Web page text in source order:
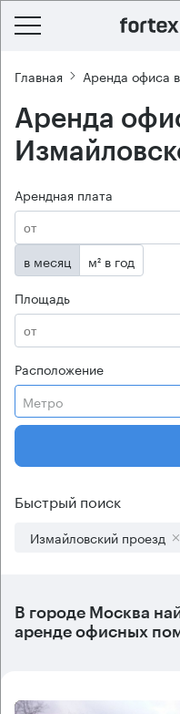
Главная Аренда офиса
Аренда
Арендная плата
в месяц
м² в год
Площадь
Расположение
Метро
Быстрый поиск
Измайловский проезд
В городе Москва
аренде офисных